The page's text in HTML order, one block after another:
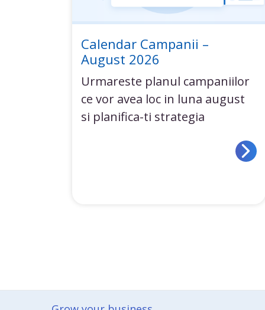
Calendar Campanii –
August 2026
Urmareste planul campaniilor
ce vor avea loc in luna august
si planifica-ti strategia